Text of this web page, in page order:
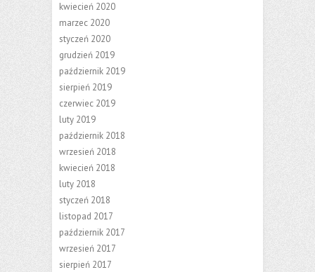
kwiecień 2020
marzec 2020
styczeń 2020
grudzień 2019
październik 2019
sierpień 2019
czerwiec 2019
luty 2019
październik 2018
wrzesień 2018
kwiecień 2018
luty 2018
styczeń 2018
listopad 2017
październik 2017
wrzesień 2017
sierpień 2017